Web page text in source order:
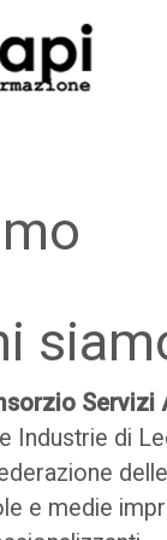
Servizi
Industrie di
e medie